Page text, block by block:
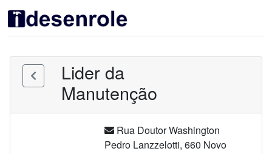
Lider da
Manutenção
Rua Doutor Washington
Pedro Lanzzelotti,660 Novo